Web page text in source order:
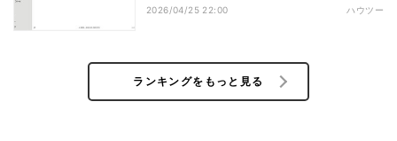
2026/04/25 22:00 ハウツー
ランキングをもっと見る